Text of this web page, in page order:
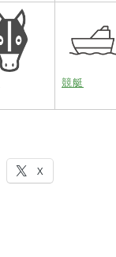
競艇
X